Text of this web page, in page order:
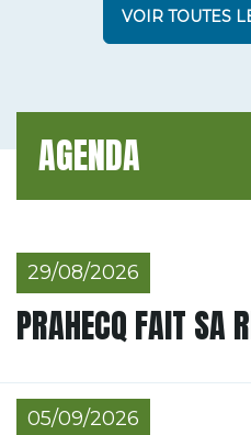
VOIR TOUTES
AGENDA
29/08/2026
PRAHECQ FAIT SA
05/09/2026